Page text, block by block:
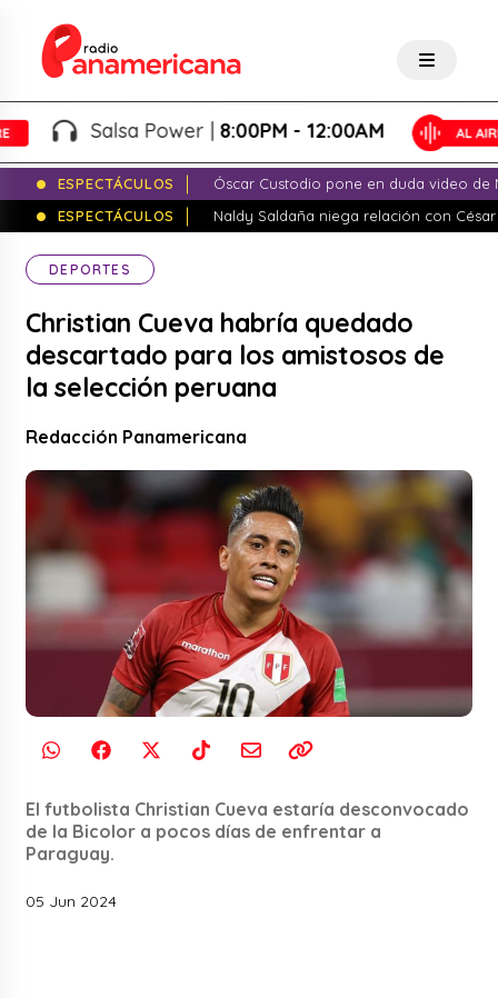
Salsa Power |8:00PM - 12:00AM
ESPECTÁCULOS
Óscar Custodio pone en duda video de
ESPECTÁCULOS
Naldy Saldaña niega relación con
DEPORTES
Christian Cueva habría quedado
descartado para los amistosos de
la selección peruana
Redacción Panamericana
El futbolista Christian Cueva estaría desconvocado
de la Bicolor a pocos días de enfrentar a
Paraguay.
05 Jun 2024